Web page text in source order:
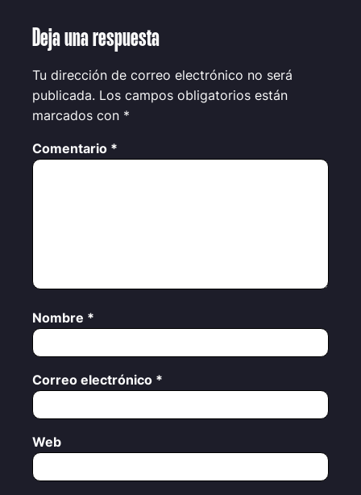
Deja una respuesta
Tu dirección de correo electrónico no será
publicada. Los campos obligatorios están
marcados con *
Comentario *
Nombre *
Correo electrónico *
Web